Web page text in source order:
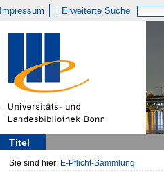
Impressum Erweiterte Suche
Titel
Sie sind hier: E-Pflicht-Sammlung